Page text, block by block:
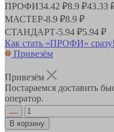
ПРОФИ34.42 ₽8.9 ₽43.33
МАСТЕР-8.9 ₽8.9 ₽
СТАНДАРТ-5.94 ₽5.94 ₽
Как стать «ПРОФИ» сразу!
Привезём
Привезём
Постараемся доставить
оператор.
В корзину